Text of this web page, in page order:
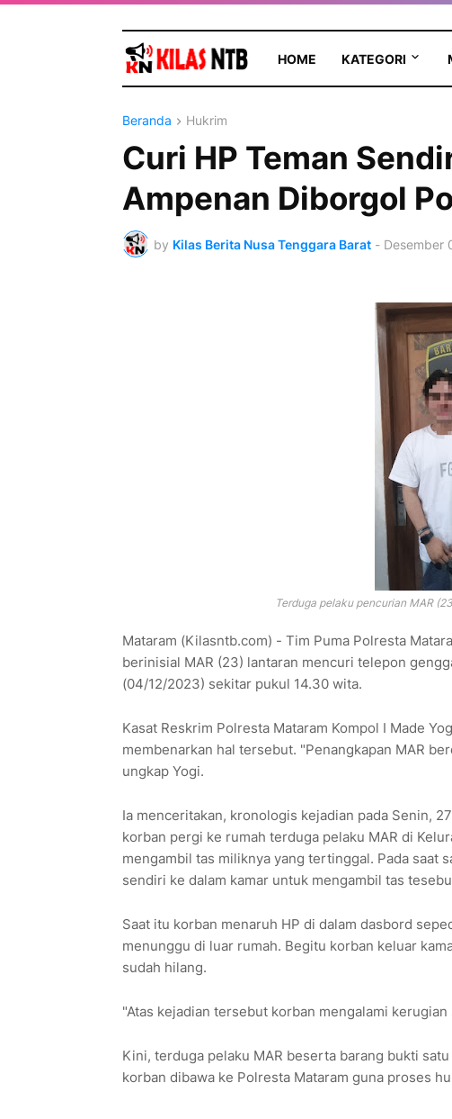
HOME KATEGORI
Beranda Hukrim
Curi HP Teman
Ampenan Diborgol
by Kilas Berita Nusa Tenggara Barat - Desember
Terduga pelaku pencurian MAR
Mataram (Kilasntb.com) - Tim Puma Polresta
berinisial MAR (23) lantaran mencuri telepon
(04/12/2023) sekitar pukul 14.30 wita.
Kasat Reskrim Polresta Mataram Kompol I Made
membenarkan hal tersebut. "Penangkapan MAR
ungkap Yogi.
Ia menceritakan, kronologis kejadian pada Senin,
korban pergi ke rumah terduga pelaku MAR di
mengambil tas miliknya yang tertinggal. Pada saat
sendiri ke dalam kamar untuk mengambil tas
Saat itu korban menaruh HP di dalam dasbord
menunggu di luar rumah. Begitu korban keluar
sudah hilang.
"Atas kejadian tersebut korban mengalami
Kini, terduga pelaku MAR beserta barang bukti
korban dibawa ke Polresta Mataram guna proses